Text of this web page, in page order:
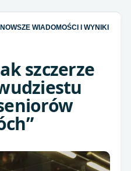
WIADOMOŚCI I WYNIKI
szczerze